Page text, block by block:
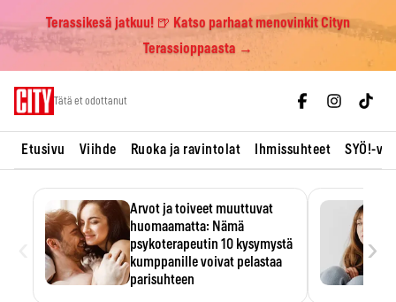
Terassikesä jatkuu! 🍺 Katso parhaat menovinkit Cityn
Terassioppaasta →
Tätä et odottanut
Etusivu Viihde Ruoka ja ravintolat Ihmissuhteet SYÖ!-
Arvot ja toiveet muuttuvat
huomaamatta: Nämä
psykoterapeutin 10 kysymystä
kumppanille voivat pelastaa
parisuhteen
›